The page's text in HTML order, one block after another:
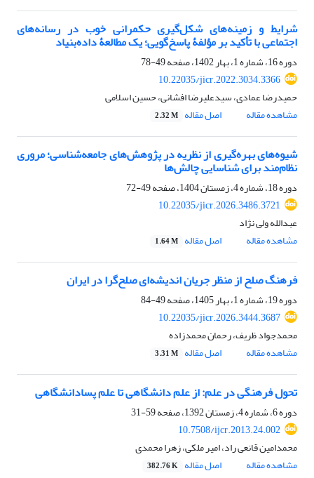
شرایط و زمینه‌های شکل‌گیری حکمرانی خوب در رسانه‌های
اجتماعی با تأکید بر مؤلفۀ پاسخ‌گویی؛ یک مطالعۀ داده‌بنیاد
دوره 16، شماره 1، بهار 1402، صفحه
49-78
10.22035/jicr.2022.3034.3366
حمیدرضا عمادی، سیدعلیرضا افشانی، حسین اسلامی
مشاهده مقاله
اصل مقاله 2.32 M
شیوه‌های بهره‌گیری از نظریه در پژوهش‌های جامعه‌شناسی؛ مروری
نظام‌مند برای شناسایی چالش‌ها
دوره 18، شماره 4، زمستان 1404، صفحه
49-72
10.22035/jicr.2026.3486.3721
عبدالله ولی نژاد
مشاهده مقاله
اصل مقاله 1.64 M
فرهنگ صلح از منظر جریان اندیشه‌ای صلح‌گرا در ایران
دوره 19، شماره 1، بهار 1405، صفحه
49-84
10.22035/jicr.2026.3444.3687
محمدجواد ظریف، رحمان محمدزاده
مشاهده مقاله
اصل مقاله 3.31 M
تحول فرهنگی در علم: از علم دانشگاهی تا علم پسادانشگاهی
دوره 6، شماره 4، زمستان 1392، صفحه
59-31
10.7508/ijcr.2013.24.002
محمدامین قانعی راد، امیر ملکی، زهرا محمدی
مشاهده مقاله
اصل مقاله 382.76 K